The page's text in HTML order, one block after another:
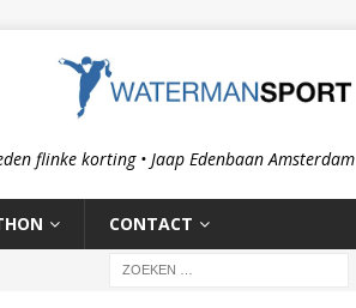
flinke korting • Jaap Edenbaan Amsterdam
CONTACT